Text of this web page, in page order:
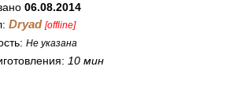
06.08.2014
Dryad [offline]
Не указана
10 мин